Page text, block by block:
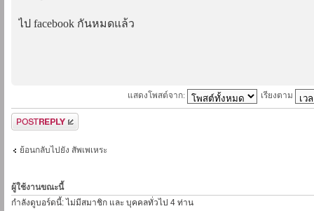
ไป facebook กันหมดแล้ว
แสดงโพสต์จาก: เรียงตาม
ตอบกระทู้
ย้อนกลับไปยัง สัพเพเหระ
ผู้ใช้งานขณะนี้
กำลังดูบอร์ดนี้: ไม่มีสมาชิก และ บุคคลทั่วไป 4 ท่าน